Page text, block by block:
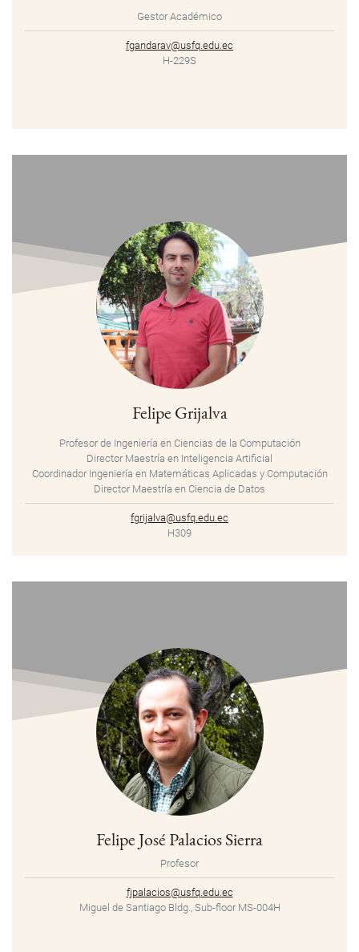
Gestor Académico
fgandarav@usfq.edu.ec
H-229S
Felipe Grijalva
Profesor de Ingeniería en Ciencias de la Computación
Director Maestría en Inteligencia Artificial
Coordinador Ingeniería en Matemáticas Aplicadas y Computación
Director Maestría en Ciencia de Datos
fgrijalva@usfq.edu.ec
H309
Felipe José Palacios Sierra
Profesor
fjpalacios@usfq.edu.ec
Miguel de Santiago Bldg., Sub-floor MS-004H